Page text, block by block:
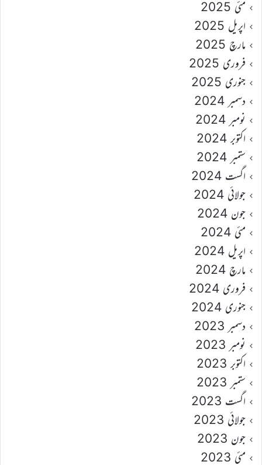
مئی 2025
اپریل 2025
مارچ 2025
فروری 2025
جنوری 2025
دسمبر 2024
نومبر 2024
اکتوبر 2024
ستمبر 2024
اگست 2024
جولائی 2024
جون 2024
مئی 2024
اپریل 2024
مارچ 2024
فروری 2024
جنوری 2024
دسمبر 2023
نومبر 2023
اکتوبر 2023
ستمبر 2023
اگست 2023
جولائی 2023
جون 2023
مئی 2023